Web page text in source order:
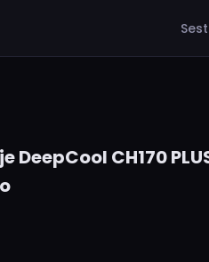
DeepCool CH170